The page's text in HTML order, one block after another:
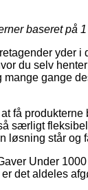
baseret på 1
yder
du selv
mange gange
få
særligt
løsning står
Under
det aldeles